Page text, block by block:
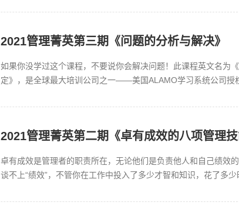
2021管理菁英第三期《问题的分析与解决》
如果你没学过这个课程，不要说你会解决问题！此课程英文名为
定》，是全球最大培训公司之一——美国ALAMO学习系统公司授
2021管理菁英第二期《卓有成效的八项管理技
卓有成效是管理者的职责所在，无论他们是负责他人和自己绩效
谈不上“绩效”，不管你在工作中投入了多少才智和知识，花了多